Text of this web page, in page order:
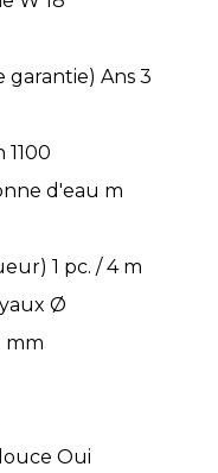
garantie) Ans 3
1100
d'eau m
1 pc. / 4 m
Ø
mm
Oui